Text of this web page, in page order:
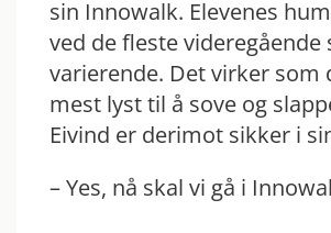
sin Innowalk. Elevenes
ved de fleste videregående
varierende. Det virker som
mest lyst til å sove og
Eivind er derimot sikker i
– Yes, nå skal vi gå i